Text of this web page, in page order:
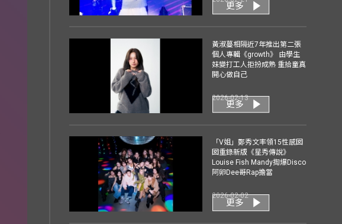
更多
黃淑蔓相隔近7年推出第二張
個人專輯《growth》 由學生
妹變打工人拒扮成熟 重拾童真
開心做自己
2026-02-13
更多
「V姐」鄭秀文率領15性感囡
囡重錄新版《星秀傳說》
Louise Fish Mandy揈爆Disco
阿卵Dee哥Rap擔當
2026-02-02
更多